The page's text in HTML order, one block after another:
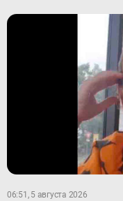
06:51, 5 августа 2026